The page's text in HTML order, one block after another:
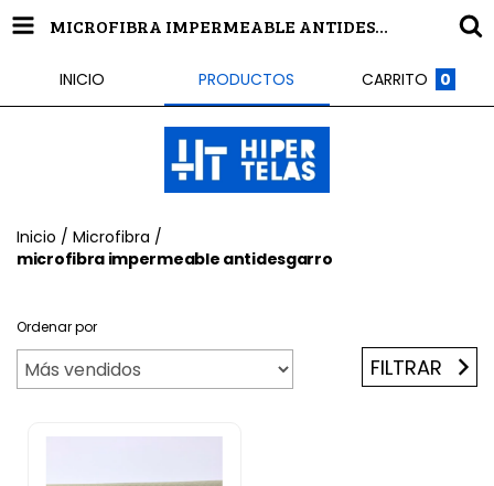
MICROFIBRA IMPERMEABLE ANTIDESGARRO
INICIO PRODUCTOS CARRITO 0
Inicio / Microfibra /
microfibra impermeable antidesgarro
Ordenar por
FILTRAR